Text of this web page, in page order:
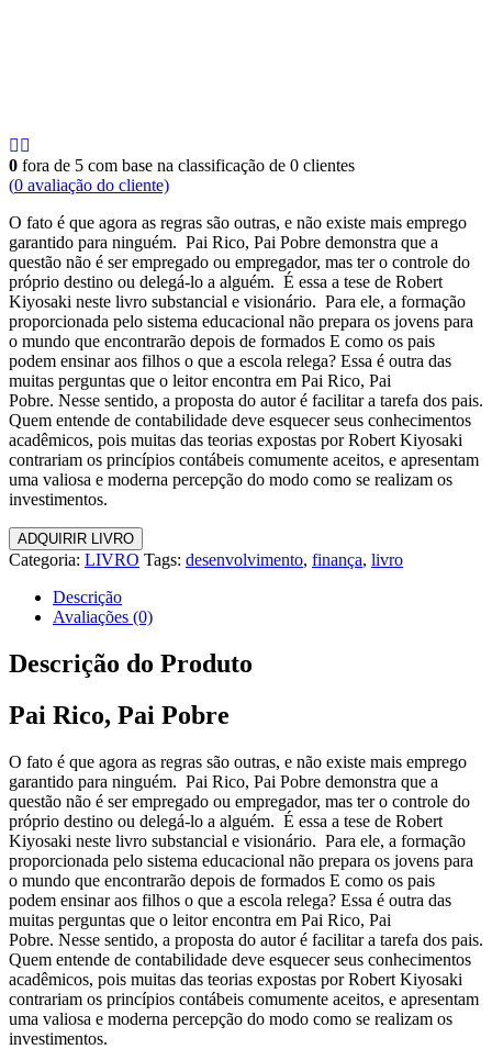
0 fora de 5 com base na classificação de 0 clientes
(0 avaliação do cliente)
O fato é que agora as regras são outras, e não existe mais emprego
garantido para ninguém. Pai Rico, Pai Pobre demonstra que a
questão não é ser empregado ou empregador, mas ter o controle do
próprio destino ou delegá-lo a alguém. É essa a tese de Robert
Kiyosaki neste livro substancial e visionário. Para ele, a formação
proporcionada pelo sistema educacional não prepara os jovens para
o mundo que encontrarão depois de formados E como os pais
podem ensinar aos filhos o que a escola relega? Essa é outra das
muitas perguntas que o leitor encontra em Pai Rico, Pai
Pobre. Nesse sentido, a proposta do autor é facilitar a tarefa dos pais.
Quem entende de contabilidade deve esquecer seus conhecimentos
acadêmicos, pois muitas das teorias expostas por Robert Kiyosaki
contrariam os princípios contábeis comumente aceitos, e apresentam
uma valiosa e moderna percepção do modo como se realizam os
investimentos.
ADQUIRIR LIVRO
Categoria: LIVRO Tags: desenvolvimento, finança, livro
Descrição
Avaliações (0)
Descrição do Produto
Pai Rico, Pai Pobre
O fato é que agora as regras são outras, e não existe mais emprego
garantido para ninguém. Pai Rico, Pai Pobre demonstra que a
questão não é ser empregado ou empregador, mas ter o controle do
próprio destino ou delegá-lo a alguém. É essa a tese de Robert
Kiyosaki neste livro substancial e visionário. Para ele, a formação
proporcionada pelo sistema educacional não prepara os jovens para
o mundo que encontrarão depois de formados E como os pais
podem ensinar aos filhos o que a escola relega? Essa é outra das
muitas perguntas que o leitor encontra em Pai Rico, Pai
Pobre. Nesse sentido, a proposta do autor é facilitar a tarefa dos pais.
Quem entende de contabilidade deve esquecer seus conhecimentos
acadêmicos, pois muitas das teorias expostas por Robert Kiyosaki
contrariam os princípios contábeis comumente aceitos, e apresentam
uma valiosa e moderna percepção do modo como se realizam os
investimentos.